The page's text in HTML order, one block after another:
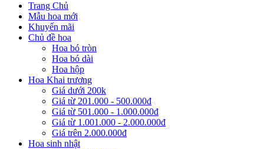
Trang Chủ
Mẫu hoa mới
Khuyến mãi
Chủ đề hoa
Hoa bó tròn
Hoa bó dài
Hoa hộp
Hoa Khai trương
Giá dưới 200k
Giá từ 201.000 - 500.000đ
Giá từ 501.000 - 1.000.000đ
Giá từ 1.001.000 - 2.000.000đ
Giá trên 2.000.000đ
Hoa sinh nhật